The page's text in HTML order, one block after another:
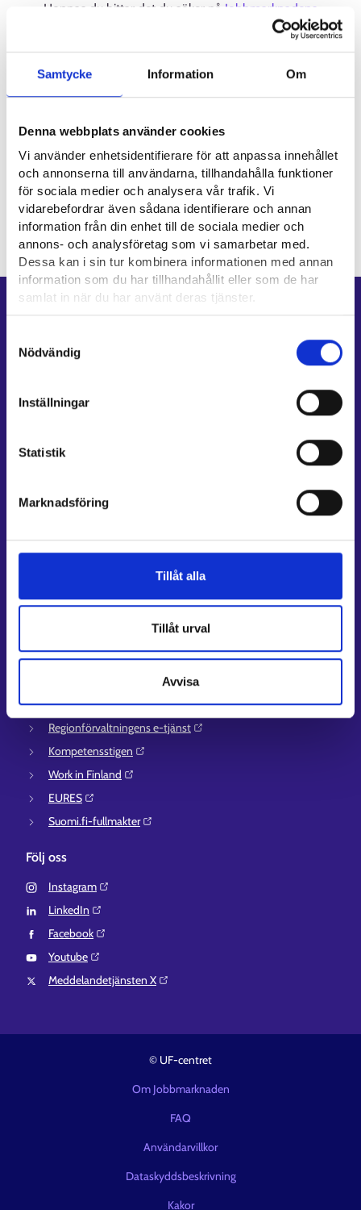
Samtycke Information Om
Denna webbplats använder cookies
Vi använder enhetsidentifierare för att anpassa innehållet
och annonserna till användarna, tillhandahålla funktioner
för sociala medier och analysera vår trafik. Vi
vidarebefordrar även sådana identifierare och annan
information från din enhet till de sociala medier och
annons- och analysföretag som vi samarbetar med.
Dessa kan i sin tur kombinera informationen med annan
information som du har tillhandahållit eller som de har
samlat in när du har använt deras tjänster.
Cookies
Nödvändig
Inställningar
Statistik
Marknadsföring
Tillåt alla
Tillåt urval
Avvisa
Hoppas du hittar det du söker på Jobbmarknadens
Min karriärstig
Lediga arbetsplatser
Kontaktuppgifter till sysselsättningsområden
Information om utkomstskydd för arbetslösa
Rådgivningstjänster för arbetsgivare och företagare
Mer information
Arbets- och näringsministeriet⁠
Regionförvaltningens e-tjänst⁠
Kompetensstigen⁠
Work in Finland⁠
EURES⁠
Suomi.fi-fullmakter⁠
Följ oss
Instagram⁠
LinkedIn⁠
Facebook⁠
Youtube⁠
Meddelandetjänsten X⁠
© UF-centret
Om Jobbmarknaden
FAQ
Användarvillkor
Dataskyddsbeskrivning
Kakor